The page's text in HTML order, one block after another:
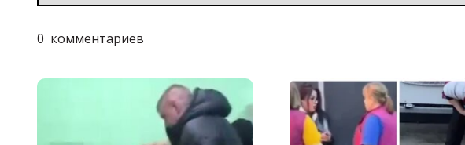
0 комментариев